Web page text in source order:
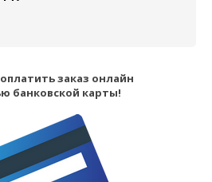
заказ онлайн
банковской карты!